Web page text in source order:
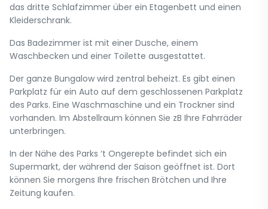
das dritte Schlafzimmer über ein Etagenbett und einen
Kleiderschrank.
Das Badezimmer ist mit einer Dusche, einem
Waschbecken und einer Toilette ausgestattet.
Der ganze Bungalow wird zentral beheizt. Es gibt einen
Parkplatz für ein Auto auf dem geschlossenen Parkplatz
des Parks. Eine Waschmaschine und ein Trockner sind
vorhanden. Im Abstellraum können Sie zB Ihre Fahrräder
unterbringen.
In der Nähe des Parks ‘t Ongerepte befindet sich ein
Supermarkt, der während der Saison geöffnet ist. Dort
können Sie morgens Ihre frischen Brötchen und Ihre
Zeitung kaufen.